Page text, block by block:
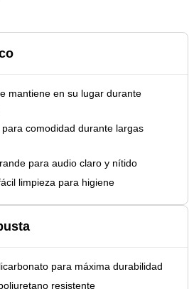
mantiene en su lugar durante
comodidad durante largas
para audio claro y nítido
limpieza para higiene
para máxima durabilidad
resistente